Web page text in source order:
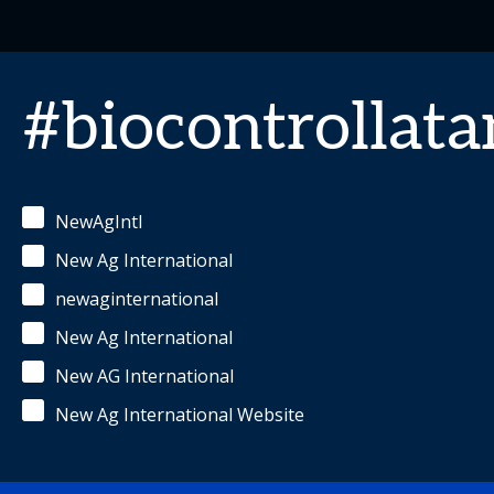
NewAgIntl
New Ag International
newaginternational
New Ag International
New AG International
New Ag International Website